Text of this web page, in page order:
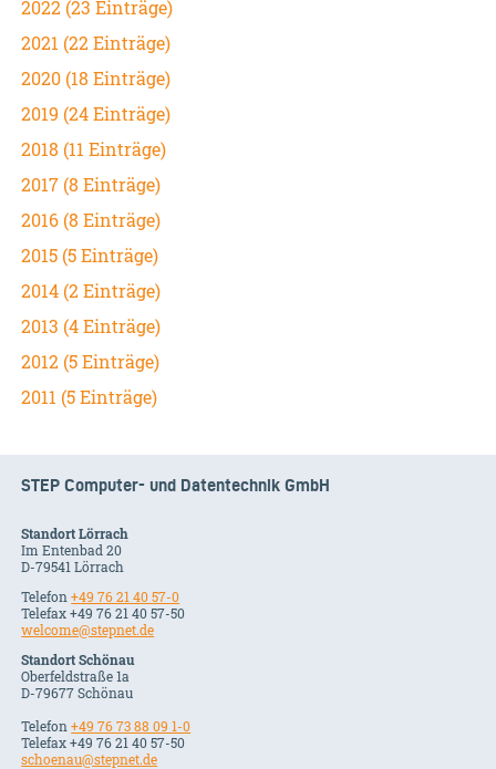
2022 (23 Einträge)
2021 (22 Einträge)
2020 (18 Einträge)
2019 (24 Einträge)
2018 (11 Einträge)
2017 (8 Einträge)
2016 (8 Einträge)
2015 (5 Einträge)
2014 (2 Einträge)
2013 (4 Einträge)
2012 (5 Einträge)
2011 (5 Einträge)
STEP Computer- und Datentechnik GmbH
Standort Lörrach
Im Entenbad 20
D-79541 Lörrach
Telefon+49 76 21 40 57-0
Telefax +49 76 21 40 57-50
welcome@stepnet.de
Standort Schönau
Oberfeldstraße 1a
D-79677 Schönau
Telefon+49 76 73 88 09 1-0
Telefax +49 76 21 40 57-50
schoenau@stepnet.de